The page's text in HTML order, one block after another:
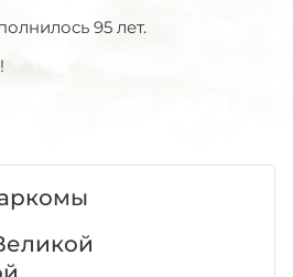
95 лет.